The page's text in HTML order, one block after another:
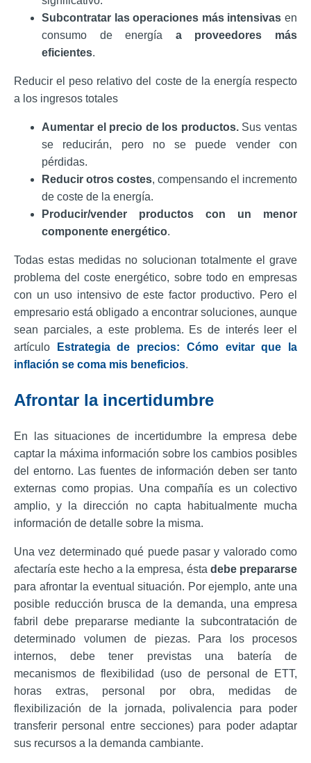
Subcontratar las operaciones más intensivas en
consumo de energía a proveedores más
eficientes.
Reducir el peso relativo del coste de la energía respecto
a los ingresos totales
Aumentar el precio de los productos. Sus ventas
se reducirán, pero no se puede vender con
pérdidas.
Reducir otros costes, compensando el incremento
de coste de la energía.
Producir/vender productos con un menor
componente energético.
Todas estas medidas no solucionan totalmente el grave
problema del coste energético, sobre todo en empresas
con un uso intensivo de este factor productivo. Pero el
empresario está obligado a encontrar soluciones, aunque
sean parciales, a este problema. Es de interés leer el
artículo
Estrategia de precios: Cómo evitar que la
inflación se coma mis beneficios.
Afrontar la incertidumbre
En lassituaciones de incertidumbre la empresadebe
captar la máxima información sobre los cambios posibles
del entorno. Las fuentes de información deben ser tanto
externas como propias. Una compañía es un colectivo
amplio, y la dirección no capta habitualmente mucha
información de detalle sobre la misma.
Una vez determinado qué puede pasar y valorado como
afectaría este hecho a la empresa, ésta debe prepararse
para afrontar la eventual situación. Por ejemplo, ante una
posible reducción brusca de la demanda, una empresa
fabril debe prepararse mediante la subcontratación de
determinado volumen de piezas. Para los procesos
internos, debe tener previstas una batería de
mecanismos de flexibilidad (uso de personal de ETT,
horas extras, personal por obra, medidas de
flexibilización de la jornada, polivalencia para poder
transferir personal entre secciones) para poder adaptar
sus recursos a la demanda cambiante.